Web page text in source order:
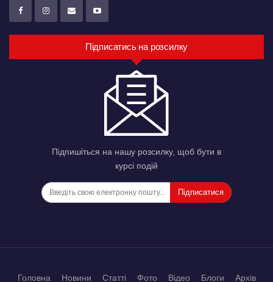
Підписатись на розсилку
Підпишіться на нашу розсилку, щоб бути в
курсі подій
Підписатися
Головна Новини Статті Фото Відео Блоги Архів